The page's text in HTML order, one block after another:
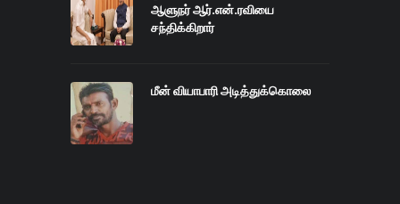
ஆளுநர் ஆர்.என்.ரவியை
சந்திக்கிறார்
மீன் வியாபாரி அடித்துக்கொலை